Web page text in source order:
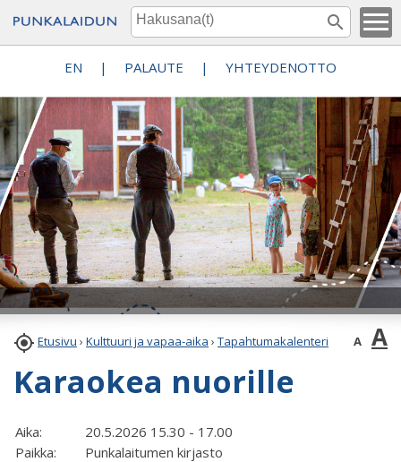
EN | PALAUTE | YHTEYDENOTTO
 Etusivu › Kulttuuri ja vapaa-aika › Tapahtumakalenteri A A
Karaokea nuorille
Aika:
20.5.2026 15.30 - 17.00
Paikka:
Punkalaitumen kirjasto